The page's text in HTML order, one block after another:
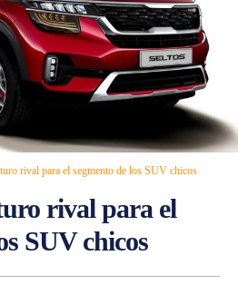
rival para el segmento de los SUV chicos
rival para el
SUV chicos